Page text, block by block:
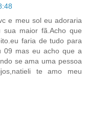
e meu sol eu adoraria
maior fã.Acho que
faria de tudo para
09 mas eu acho que a
se ama uma pessoa
te amo meu